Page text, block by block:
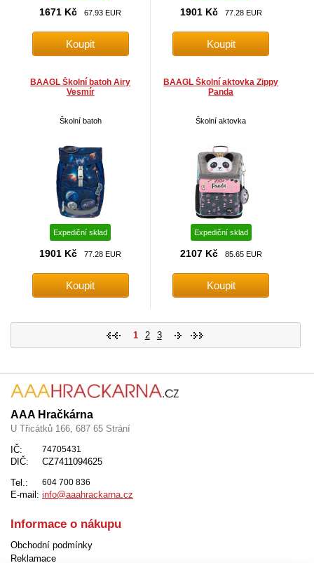
1671 Kč 67.93 EUR 1901 Kč 77.28 EUR
BAAGL Školní batoh Airy
Vesmír
Školní batoh
Expediční sklad
1901 Kč 77.28 EUR
BAAGL Školní aktovka Zippy
Panda
Školní aktovka
Expediční sklad
2107 Kč 85.65 EUR
1 2 3
AAA Hračkárna
U Třicátků 166, 687 65 Strání
IČ:
74705431
DIČ:
CZ7411094625
Tel.:
604 700 836
E-mail: info@aaahrackarna.cz
Informace o nákupu
Obchodní podmínky
Reklamace